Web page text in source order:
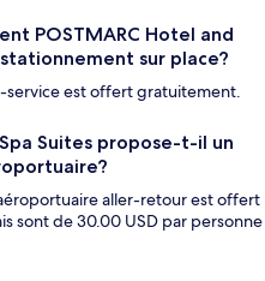
POSTMARC Hotel and
sur place?
est offert gratuitement.
Suites propose-t-il un
aller-retour est offert
sont de 30.00 USD par personne